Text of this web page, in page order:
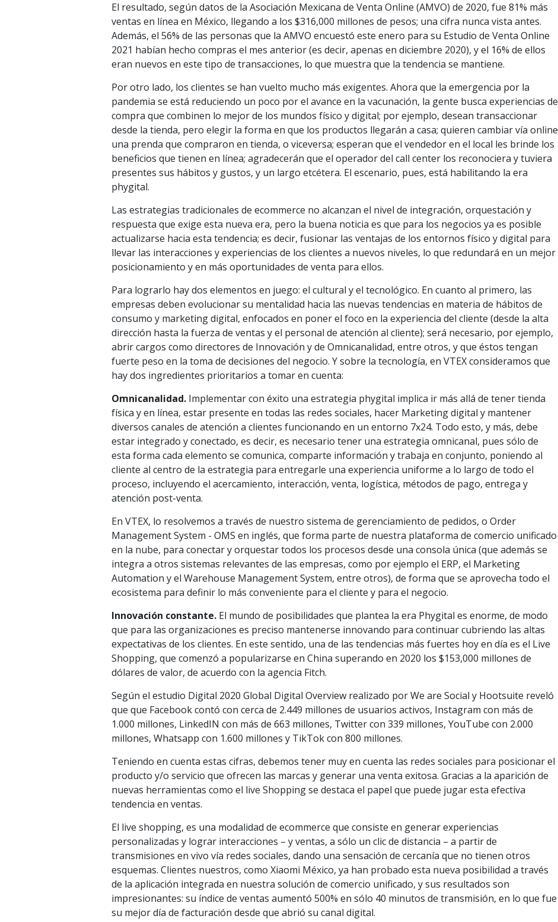
El resultado, según datos de la Asociación Mexicana de Venta Online (AMVO) de 2020, fue 81% más
ventas en línea en México, llegando a los $316,000 millones de pesos; una cifra nunca vista antes.
Además, el 56% de las personas que la AMVO encuestó este enero para su Estudio de Venta Online
2021 habían hecho compras el mes anterior (es decir, apenas en diciembre 2020), y el 16% de ellos
eran nuevos en este tipo de transacciones, lo que muestra que la tendencia se mantiene.
Por otro lado, los clientes se han vuelto mucho más exigentes. Ahora que la emergencia por la
pandemia se está reduciendo un poco por el avance en la vacunación, la gente busca experiencias de
compra que combinen lo mejor de los mundos físico y digital; por ejemplo, desean transaccionar
desde la tienda, pero elegir la forma en que los productos llegarán a casa; quieren cambiar vía online
una prenda que compraron en tienda, o viceversa; esperan que el vendedor en el local les brinde los
beneficios que tienen en línea; agradecerán que el operador del call center los reconociera y tuviera
presentes sus hábitos y gustos, y un largo etcétera. El escenario, pues, está habilitando la era
phygital.
Las estrategias tradicionales de ecommerce no alcanzan el nivel de integración, orquestación y
respuesta que exige esta nueva era, pero la buena noticia es que para los negocios ya es posible
actualizarse hacia esta tendencia; es decir, fusionar las ventajas de los entornos físico y digital para
llevar las interacciones y experiencias de los clientes a nuevos niveles, lo que redundará en un mejor
posicionamiento y en más oportunidades de venta para ellos.
Para lograrlo hay dos elementos en juego: el cultural y el tecnológico. En cuanto al primero, las
empresas deben evolucionar su mentalidad hacia las nuevas tendencias en materia de hábitos de
consumo y marketing digital, enfocados en poner el foco en la experiencia del cliente (desde la alta
dirección hasta la fuerza de ventas y el personal de atención al cliente); será necesario, por ejemplo,
abrir cargos como directores de Innovación y de Omnicanalidad, entre otros, y que éstos tengan
fuerte peso en la toma de decisiones del negocio. Y sobre la tecnología, en VTEX consideramos que
hay dos ingredientes prioritarios a tomar en cuenta:
Omnicanalidad. Implementar con éxito una estrategia phygital implica ir más allá de tener tienda
física y en línea, estar presente en todas las redes sociales, hacer Marketing digital y mantener
diversos canales de atención a clientes funcionando en un entorno 7x24. Todo esto, y más, debe
estar integrado y conectado, es decir, es necesario tener una estrategia omnicanal, pues sólo de
esta forma cada elemento se comunica, comparte información y trabaja en conjunto, poniendo al
cliente al centro de la estrategia para entregarle una experiencia uniforme a lo largo de todo el
proceso, incluyendo el acercamiento, interacción, venta, logística, métodos de pago, entrega y
atención post-venta.
En VTEX, lo resolvemos a través de nuestro sistema de gerenciamiento de pedidos, o Order
Management System - OMS en inglés, que forma parte de nuestra plataforma de comercio unificado
en la nube, para conectar y orquestar todos los procesos desde una consola única (que además se
integra a otros sistemas relevantes de las empresas, como por ejemplo el ERP, el Marketing
Automation y el Warehouse Management System, entre otros), de forma que se aprovecha todo el
ecosistema para definir lo más conveniente para el cliente y para el negocio.
Innovación constante. El mundo de posibilidades que plantea la era Phygital es enorme, de modo
que para las organizaciones es preciso mantenerse innovando para continuar cubriendo las altas
expectativas de los clientes. En este sentido, una de las tendencias más fuertes hoy en día es el Live
Shopping, que comenzó a popularizarse en China superando en 2020 los $153,000 millones de
dólares de valor, de acuerdo con la agencia Fitch.
Según el estudio Digital 2020 Global Digital Overview realizado por We are Social y Hootsuite reveló
que que Facebook contó con cerca de 2.449 millones de usuarios activos, Instagram con más de
1.000 millones, LinkedIN con más de 663 millones, Twitter con 339 millones, YouTube con 2.000
millones, Whatsapp con 1.600 millones y TikTok con 800 millones.
Teniendo en cuenta estas cifras, debemos tener muy en cuenta las redes sociales para posicionar el
producto y/o servicio que ofrecen las marcas y generar una venta exitosa. Gracias a la aparición de
nuevas herramientas como el live Shopping se destaca el papel que puede jugar esta efectiva
tendencia en ventas.
El live shopping, es una modalidad de ecommerce que consiste en generar experiencias
personalizadas y lograr interacciones – y ventas, a sólo un clic de distancia – a partir de
transmisiones en vivo vía redes sociales, dando una sensación de cercanía que no tienen otros
esquemas. Clientes nuestros, como Xiaomi México, ya han probado esta nueva posibilidad a través
de la aplicación integrada en nuestra solución de comercio unificado, y sus resultados son
impresionantes: su índice de ventas aumentó 500% en sólo 40 minutos de transmisión, en lo que fue
su mejor día de facturación desde que abrió su canal digital.